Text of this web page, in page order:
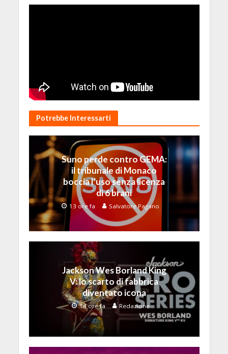
Potrebbe Interessarti
Suno perde contro GEMA:
il tribunale di Monaco
boccia l’uso senza licenza
di 6 brani
13 ore fa Salvatore Pagano
Jackson Wes Borland King
V: lo scarto di fabbrica
diventato icona
14 ore fa Redazione